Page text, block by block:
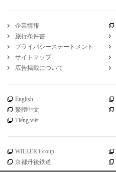
企業情報
旅行条件書
プライバシーステートメント
サイトマップ
広告掲載について
English
繁體中文
Tiếng việt
WILLER Group
京都丹後鉄道